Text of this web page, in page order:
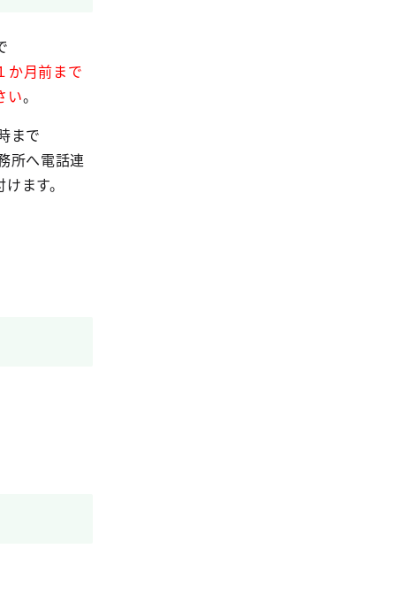
か月前まで
い。
まで
所へ電話連
ます。